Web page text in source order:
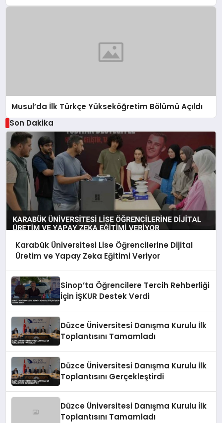
Musul’da İlk Türkçe Yükseköğretim Bölümü Açıldı
Son Dakika
Karabük Üniversitesi Lise Öğrencilerine Dijital
Üretim ve Yapay Zeka Eğitimi Veriyor
Sinop’ta Öğrencilere Tercih Rehberliği
İçin İŞKUR Destek Verdi
Düzce Üniversitesi Danışma Kurulu İlk
Toplantısını Tamamladı
Düzce Üniversitesi Danışma Kurulu İlk
Toplantısını Gerçekleştirdi
Düzce Üniversitesi Danışma Kurulu İlk
Toplantısını Tamamladı